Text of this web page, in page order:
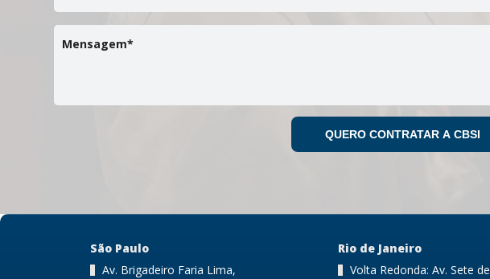
Mensagem*
São Paulo
Av. Brigadeiro Faria Lima,
Rio de Janeiro
Volta Redonda: Av. Sete de